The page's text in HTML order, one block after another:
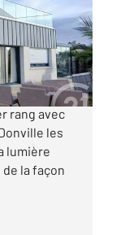
cette
rang avec
les
lumière
la façon